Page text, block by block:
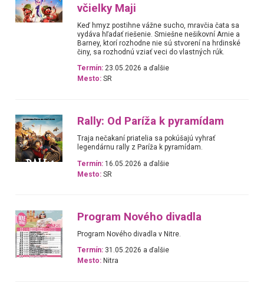
včielky Maji
Keď hmyz postihne vážne sucho, mravčia čata sa
vydáva hľadať riešenie. Smiešne nešikovní Arnie a
Barney, ktorí rozhodne nie sú stvorení na hrdinské
činy, sa rozhodnú vziať veci do vlastných rúk.
Termín: 23.05.2026 a ďalšie
Mesto: SR
Rally: Od Paríža k pyramídam
Traja nečakaní priatelia sa pokúšajú vyhrať
legendárnu rally z Paríža k pyramídam.
Termín: 16.05.2026 a ďalšie
Mesto: SR
Program Nového divadla
Program Nového divadla v Nitre.
Termín: 31.05.2026 a ďalšie
Mesto: Nitra